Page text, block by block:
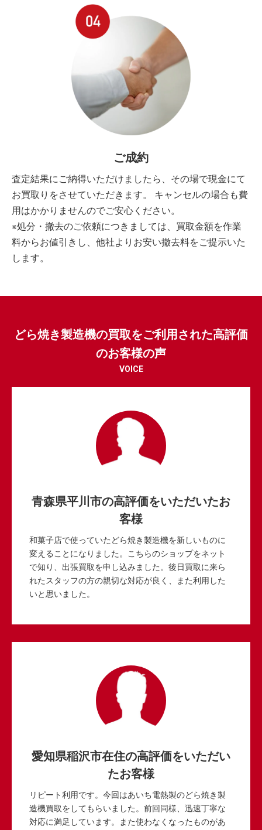
ご成約
査定結果にご納得いただけましたら、その場で現金にて
お買取りをさせていただきます。 キャンセルの場合も費
用はかかりませんのでご安心ください。
※処分・撤去のご依頼につきましては、買取金額を作業
料からお値引きし、他社よりお安い撤去料をご提示いた
します。
どら焼き製造機の買取をご利用された高評価
のお客様の声
VOICE
青森県平川市の高評価をいただいたお
客様
和菓子店で使っていたどら焼き製造機を新しいものに
変えることになりました。こちらのショップをネット
で知り、出張買取を申し込みました。後日買取に来ら
れたスタッフの方の親切な対応が良く、また利用した
いと思いました。
愛知県稲沢市在住の高評価をいただい
たお客様
リピート利用です。今回はあいち電熱製のどら焼き製
造機買取をしてもらいました。前回同様、迅速丁寧な
対応に満足しています。また使わなくなったものがあ